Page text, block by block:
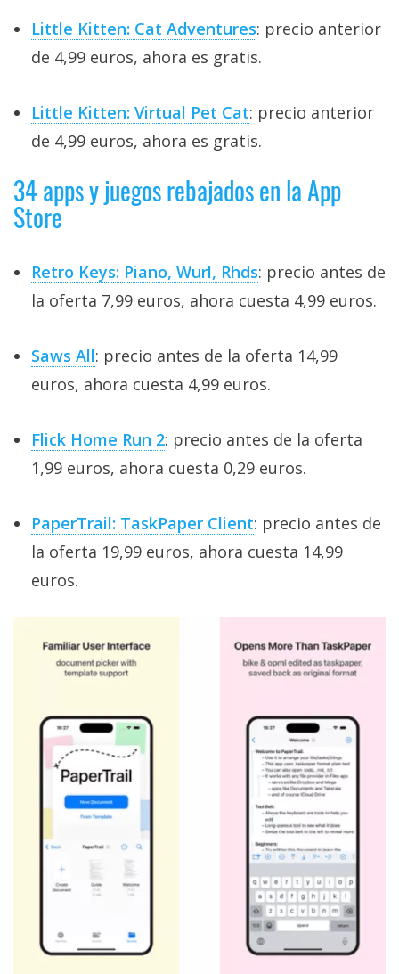
Little Kitten: Cat Adventures: precio anterior
de 4,99 euros, ahora es gratis.
Little Kitten: Virtual Pet Cat: precio anterior
de 4,99 euros, ahora es gratis.
34 apps y juegos rebajados en la App
Store
Retro Keys: Piano, Wurl, Rhds: precio antes de
la oferta 7,99 euros, ahora cuesta 4,99 euros.
Saws All: precio antes de la oferta 14,99
euros, ahora cuesta 4,99 euros.
Flick Home Run 2: precio antes de la oferta
1,99 euros, ahora cuesta 0,29 euros.
PaperTrail: TaskPaper Client: precio antes de
la oferta 19,99 euros, ahora cuesta 14,99
euros.